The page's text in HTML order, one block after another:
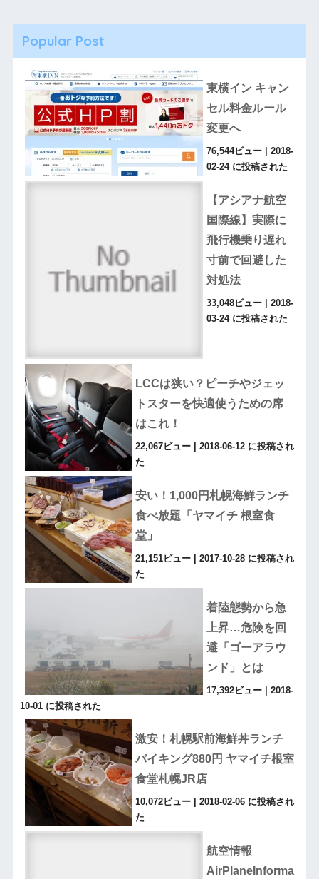
Popular Post
東横イン キャン
セル料金ルール
変更へ
76,544ビュー| 2018-
02-24 に投稿された
【アシアナ航空
国際線】実際に
飛行機乗り遅れ
寸前で回避した
対処法
33,048ビュー| 2018-
03-24 に投稿された
LCCは狭い？ピーチやジェッ
トスターを快適使うための席
はこれ！
22,067ビュー| 2018-06-12 に投稿され
た
安い！1,000円札幌海鮮ランチ
食べ放題「ヤマイチ 根室食
堂」
21,151ビュー| 2017-10-28 に投稿され
た
着陸態勢から急
上昇…危険を回
避「ゴーアラウ
ンド」とは
17,392ビュー| 2018-
10-01 に投稿された
激安！札幌駅前海鮮丼ランチ
バイキング880円 ヤマイチ根室
食堂札幌JR店
10,072ビュー| 2018-02-06 に投稿され
た
航空情報
AirPlaneInforma